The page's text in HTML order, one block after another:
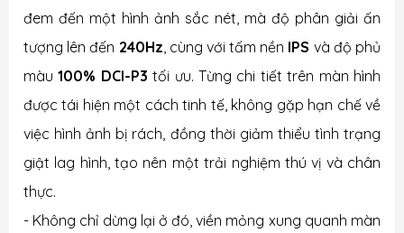
đem đến một hình ảnh sắc nét, mà độ phân giải ấn
tượng lên đến 240Hz, cùng với tấm nền IPS và độ phủ
màu100% DCI-P3 tối ưu. Từng chi tiết trên màn hình
được tái hiện một cách tinh tế, không gặp hạn chế về
việc hình ảnh bị rách, đồng thời giảm thiểu tình trạng
giật lag hình, tạo nên một trải nghiệm thú vị và chân
thực.
- Không chỉ dừng lại ở đó, viền mỏng xung quanh màn